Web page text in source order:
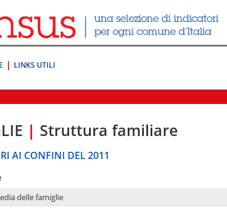
LINKS UTILI
| Struttura familiare
AI CONFINI DEL 2011
delle famiglie